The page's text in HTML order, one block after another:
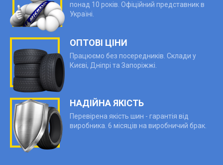
понад 10 років. Офіційний представник в
Україні.
ОПТОВІ ЦІНИ
Працюємо без посередників. Склади у
Києві, Дніпрі та Запоріжжі.
НАДІЙНА ЯКІСТЬ
Перевірена якість шин - гарантія від
виробника. 6 місяців на виробничий брак.